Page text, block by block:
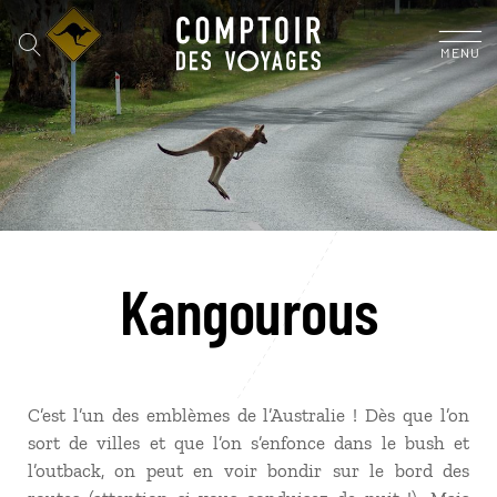
MENU
Kangourous
C’est l’un des emblèmes de l’Australie ! Dès que l’on
sort de villes et que l’on s’enfonce dans le bush et
l’outback, on peut en voir bondir sur le bord des